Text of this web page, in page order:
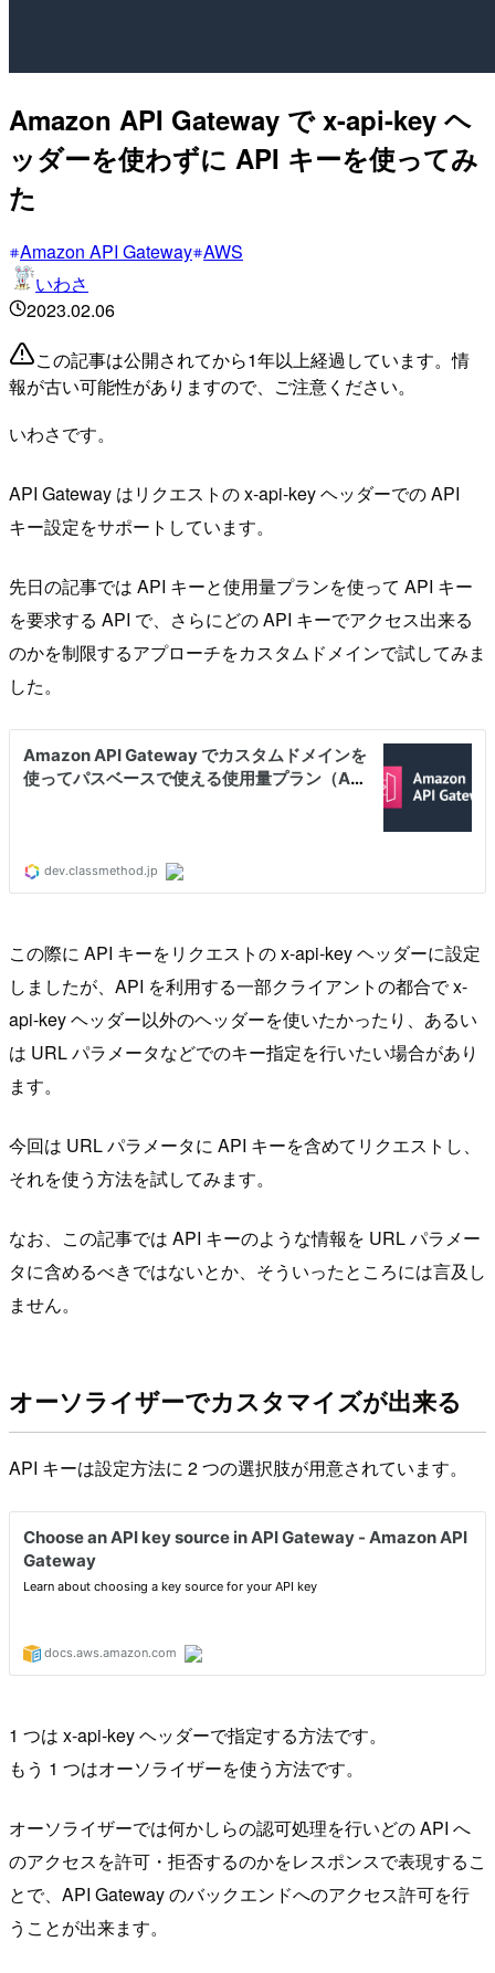
Amazon API Gateway で x-api-key ヘ
ッダーを使わずに API キーを使ってみ
た
Amazon API Gateway AWS
いわさ
2023.02.06
この記事は公開されてから1年以上経過しています。情
報が古い可能性がありますので、ご注意ください。
いわさです。
API Gateway はリクエストの x-api-key ヘッダーでの API
キー設定をサポートしています。
先日の記事では API キーと使用量プランを使って API キー
を要求する API で、さらにどの API キーでアクセス出来る
のかを制限するアプローチをカスタムドメインで試してみま
した。
この際に API キーをリクエストの x-api-key ヘッダーに設定
しましたが、API を利用する一部クライアントの都合で x-
api-key ヘッダー以外のヘッダーを使いたかったり、あるい
は URL パラメータなどでのキー指定を行いたい場合があり
ます。
今回は URL パラメータに API キーを含めてリクエストし、
それを使う方法を試してみます。
なお、この記事では API キーのような情報を URL パラメー
タに含めるべきではないとか、そういったところには言及し
ません。
オーソライザーでカスタマイズが出来る
API キーは設定方法に 2 つの選択肢が用意されています。
1 つは x-api-key ヘッダーで指定する方法です。
もう 1 つはオーソライザーを使う方法です。
オーソライザーでは何かしらの認可処理を行いどの API へ
のアクセスを許可・拒否するのかをレスポンスで表現するこ
とで、API Gateway のバックエンドへのアクセス許可を行
うことが出来ます。